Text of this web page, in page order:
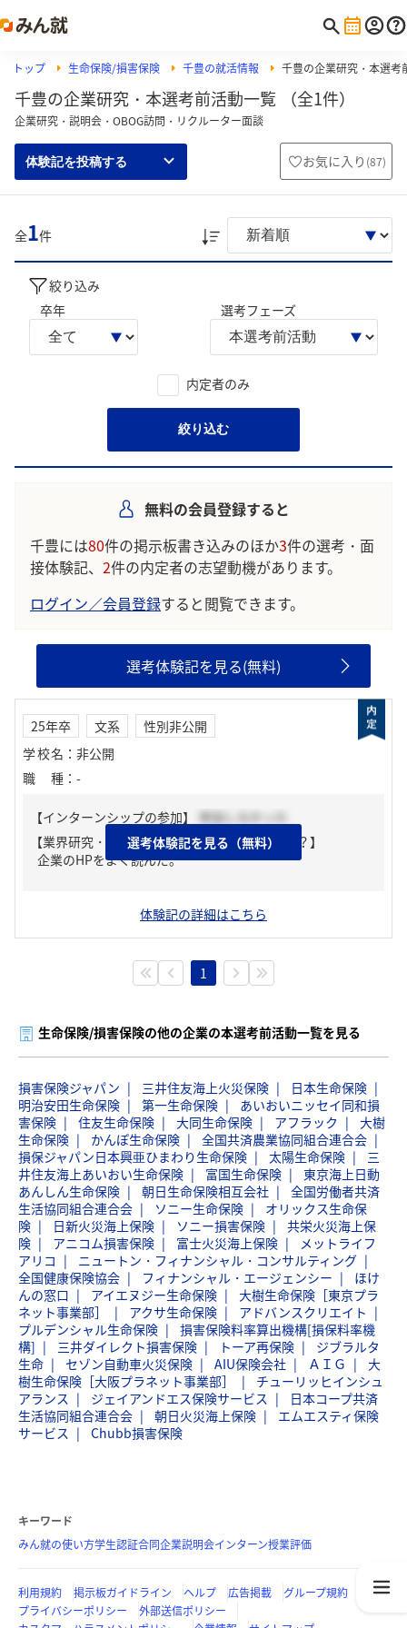
トップ 生命保険/損害保険 千豊の就活情報 千豊の企業研究・本選考
千豊の企業研究・本選考前活動一覧 （全1件）
企業研究・説明会・OBOG訪問・リクルーター面談
体験記を投稿する お気に入り (87)
全1件
絞り込み
卒年
選考フェーズ
内定者のみ
絞り込む
無料の会員登録すると
千豊には80件の掲示板書き込みのほか3件の選考・面
接体験記、 2件の内定者の志望動機があります。
ログイン／会員登録すると閲覧できます。
選考体験記を見る(無料)
25年卒 文系
性別非公開
学校名 ： 非公開
職種 ： -
【インターンシップの参加】
参加しなかった
【業界研究・企業研究はどんな風にしましたか？】
企業のHPをよく読んだ。
選考体験記を見る（無料）
体験記の詳細はこちら
1
生命保険/損害保険の他の企業の本選考前活動一覧を見る
損害保険ジャパン 三井住友海上火災保険
日本生命保険
明治安田生命保険
第一生命保険
あいおいニッセイ同和損
害保険
住友生命保険 大同生命保険 アフラック
大樹
生命保険
かんぽ生命保険
全国共済農業協同組合連合会
損保ジャパン日本興亜ひまわり生命保険
太陽生命保険
三
井住友海上あいおい生命保険
富国生命保険
東京海上日動
あんしん生命保険
朝日生命保険相互会社
全国労働者共済
生活協同組合連合会
ソニー生命保険
オリックス生命保
険
日新火災海上保険 ソニー損害保険
共栄火災海上保
険
アニコム損害保険 富士火災海上保険
メットライフ
アリコ
ニュートン・フィナンシャル・コンサルティング
全国健康保険協会
フィナンシャル・エージェンシー
ほけ
んの窓口
アイエヌジー生命保険
大樹生命保険［東京プラ
ネット事業部］
アクサ生命保険
アドバンスクリエイト
プルデンシャル生命保険
損害保険料率算出機構[損保料率機
構]
三井ダイレクト損害保険 トーア再保険
ジブラルタ
生命
セゾン自動車火災保険 AIU保険会社 ＡＩＧ
大
樹生命保険［大阪プラネット事業部］
チューリッヒインシュ
アランス
ジェイアンドエス保険サービス
日本コープ共済
生活協同組合連合会
朝日火災海上保険
エムエスティ保険
サービス
Chubb損害保険
キーワード
みん就の使い方学生認証合同企業説明会インターン授業評価
利用規約 掲示板ガイドライン ヘルプ 広告掲載
グループ規約
プライバシーポリシー
外部送信ポリシー